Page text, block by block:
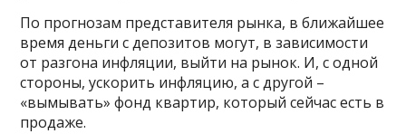
По прогнозам представителя рынка, в ближайшее
время деньги с депозитов могут, в зависимости
от разгона инфляции, выйти на рынок. И, с одной
стороны, ускорить инфляцию, а с другой –
«вымывать» фонд квартир, который сейчас есть в
продаже.